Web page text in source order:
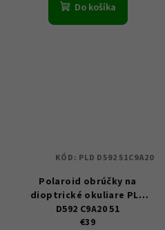
Do košíka
Polaroid obrúčky na
dioptrické okuliare PLD
D592 C9A20 51
€39
KÓD: PLD D592 51C9A20